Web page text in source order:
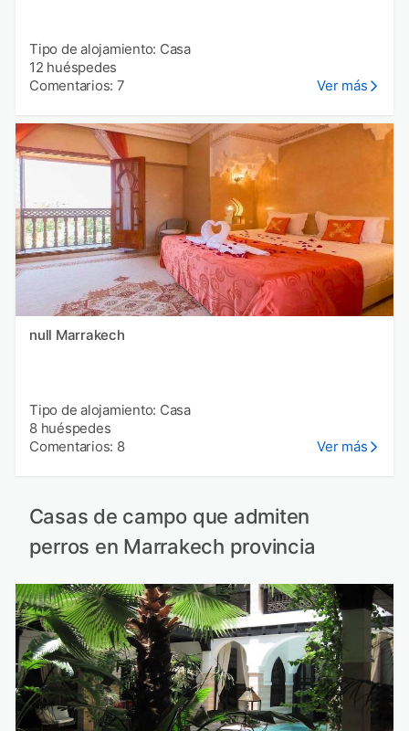
Tipo de alojamiento: Casa
12 huéspedes
Comentarios: 7
Ver más
null Marrakech
Tipo de alojamiento: Casa
8 huéspedes
Comentarios: 8
Ver más
Casas de campo que admiten
perros en Marrakech provincia